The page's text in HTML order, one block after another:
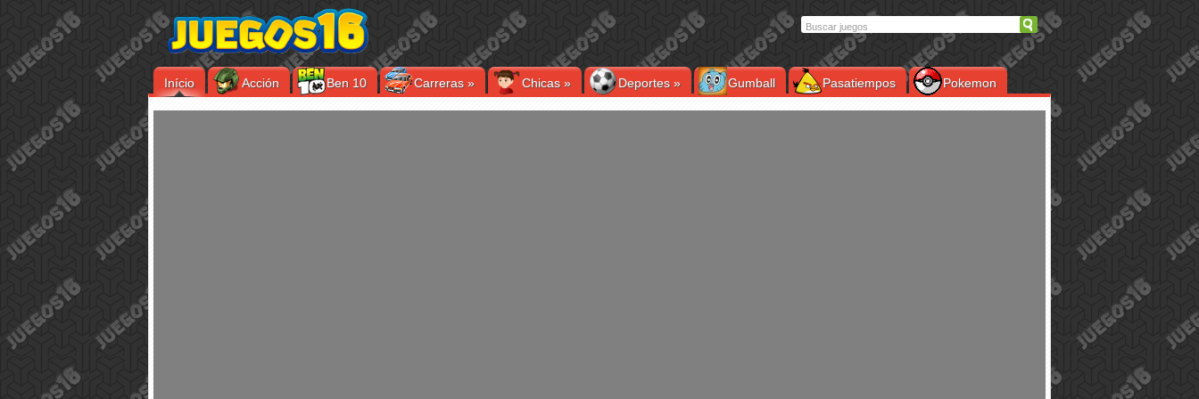
Início Acción Ben 10 Carreras» Chicas» Deportes» Gumball Pasatiempos Pokemon